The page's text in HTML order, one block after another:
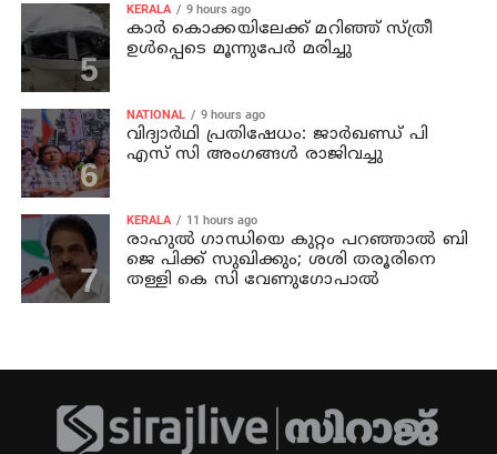
KERALA 9 hours ago
കാര്‍ കൊക്കയിലേക്ക് മറിഞ്ഞ് സ്ത്രീ
ഉള്‍പ്പെടെ മൂന്നുപേര്‍ മരിച്ചു
NATIONAL 9 hours ago
വിദ്യാര്‍ഥി പ്രതിഷേധം: ജാര്‍ഖണ്ഡ് പി
എസ് സി അംഗങ്ങള്‍ രാജിവച്ചു
KERALA 11 hours ago
രാഹുല്‍ ഗാന്ധിയെ കുറ്റം പറഞ്ഞാല്‍ ബി
ജെ പിക്ക് സുഖിക്കും; ശശി തരൂരിനെ
തള്ളി കെ സി വേണുഗോപാല്‍